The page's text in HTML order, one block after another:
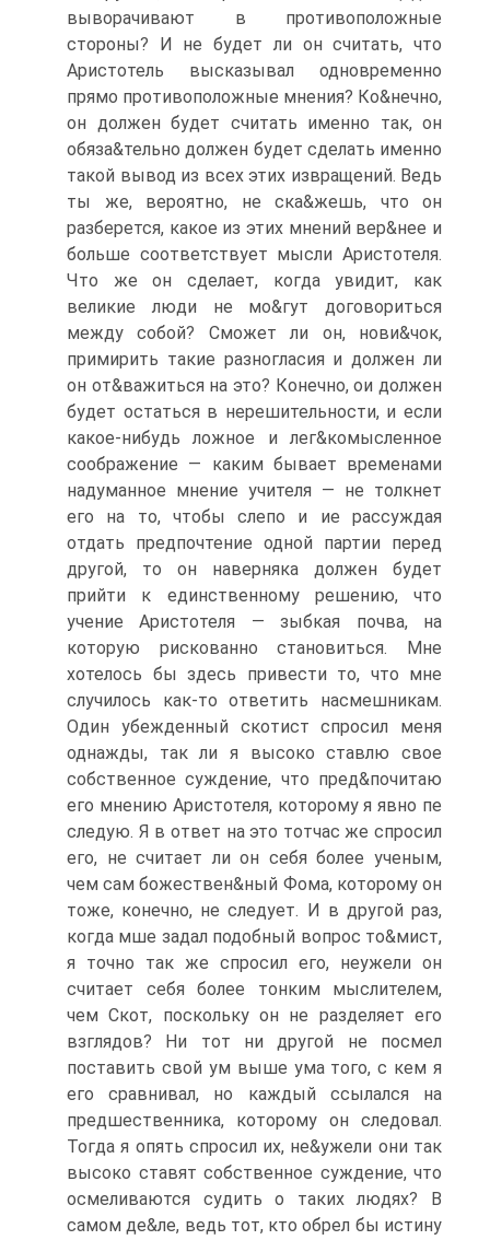
выворачивают в противоположные
стороны? И не будет ли он считать, что
Аристотель высказывал одновременно
прямо противоположные мнения? Ко&нечно,
он должен будет считать именно так, он
обяза&тельно должен будет сделать именно
такой вывод из всех этих извращений. Ведь
ты же, вероятно, не ска&жешь, что он
разберется, какое из этих мнений вер&нее и
больше соответствует мысли Аристотеля.
Что же он сделает, когда увидит, как
великие люди не мо&гут договориться
между собой? Сможет ли он, нови&чок,
примирить такие разногласия и должен ли
он от&важиться на это? Конечно, ои должен
будет остаться в нерешительности, и если
какое-нибудь ложное и лег&комысленное
соображение — каким бывает временами
надуманное мнение учителя — не толкнет
его на то, чтобы слепо и ие рассуждая
отдать предпочтение одной партии перед
другой, то он наверняка должен будет
прийти к единственному решению, что
учение Аристотеля — зыбкая почва, на
которую рискованно становиться. Мне
хотелось бы здесь привести то, что мне
случилось как-то ответить насмешникам.
Один убежденный скотист спросил меня
однажды, так ли я высоко ставлю свое
собственное суждение, что пред&почитаю
его мнению Аристотеля, которому я явно пе
следую. Я в ответ на это тотчас же спросил
его, не считает ли он себя более ученым,
чем сам божествен&ный Фома, которому он
тоже, конечно, не следует. И в другой раз,
когда мше задал подобный вопрос то&мист,
я точно так же спросил его, неужели он
считает себя более тонким мыслителем,
чем Скот, поскольку он не разделяет его
взглядов? Ни тот ни другой не посмел
поставить свой ум выше ума того, с кем я
его сравнивал, но каждый ссылался на
предшественника, которому он следовал.
Тогда я опять спросил их, не&ужели они так
высоко ставят собственное суждение, что
осмеливаются судить о таких людях? В
самом де&ле, ведь тот, кто обрел бы истину